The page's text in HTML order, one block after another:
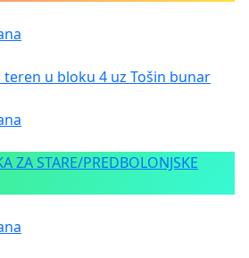
књижевник
бивши министар
научни сарадник
Вујић, Беркли
уредник Новог
u bloku 4 uz Tošin bunar
ZA STARE/PREDBOLONJSKE